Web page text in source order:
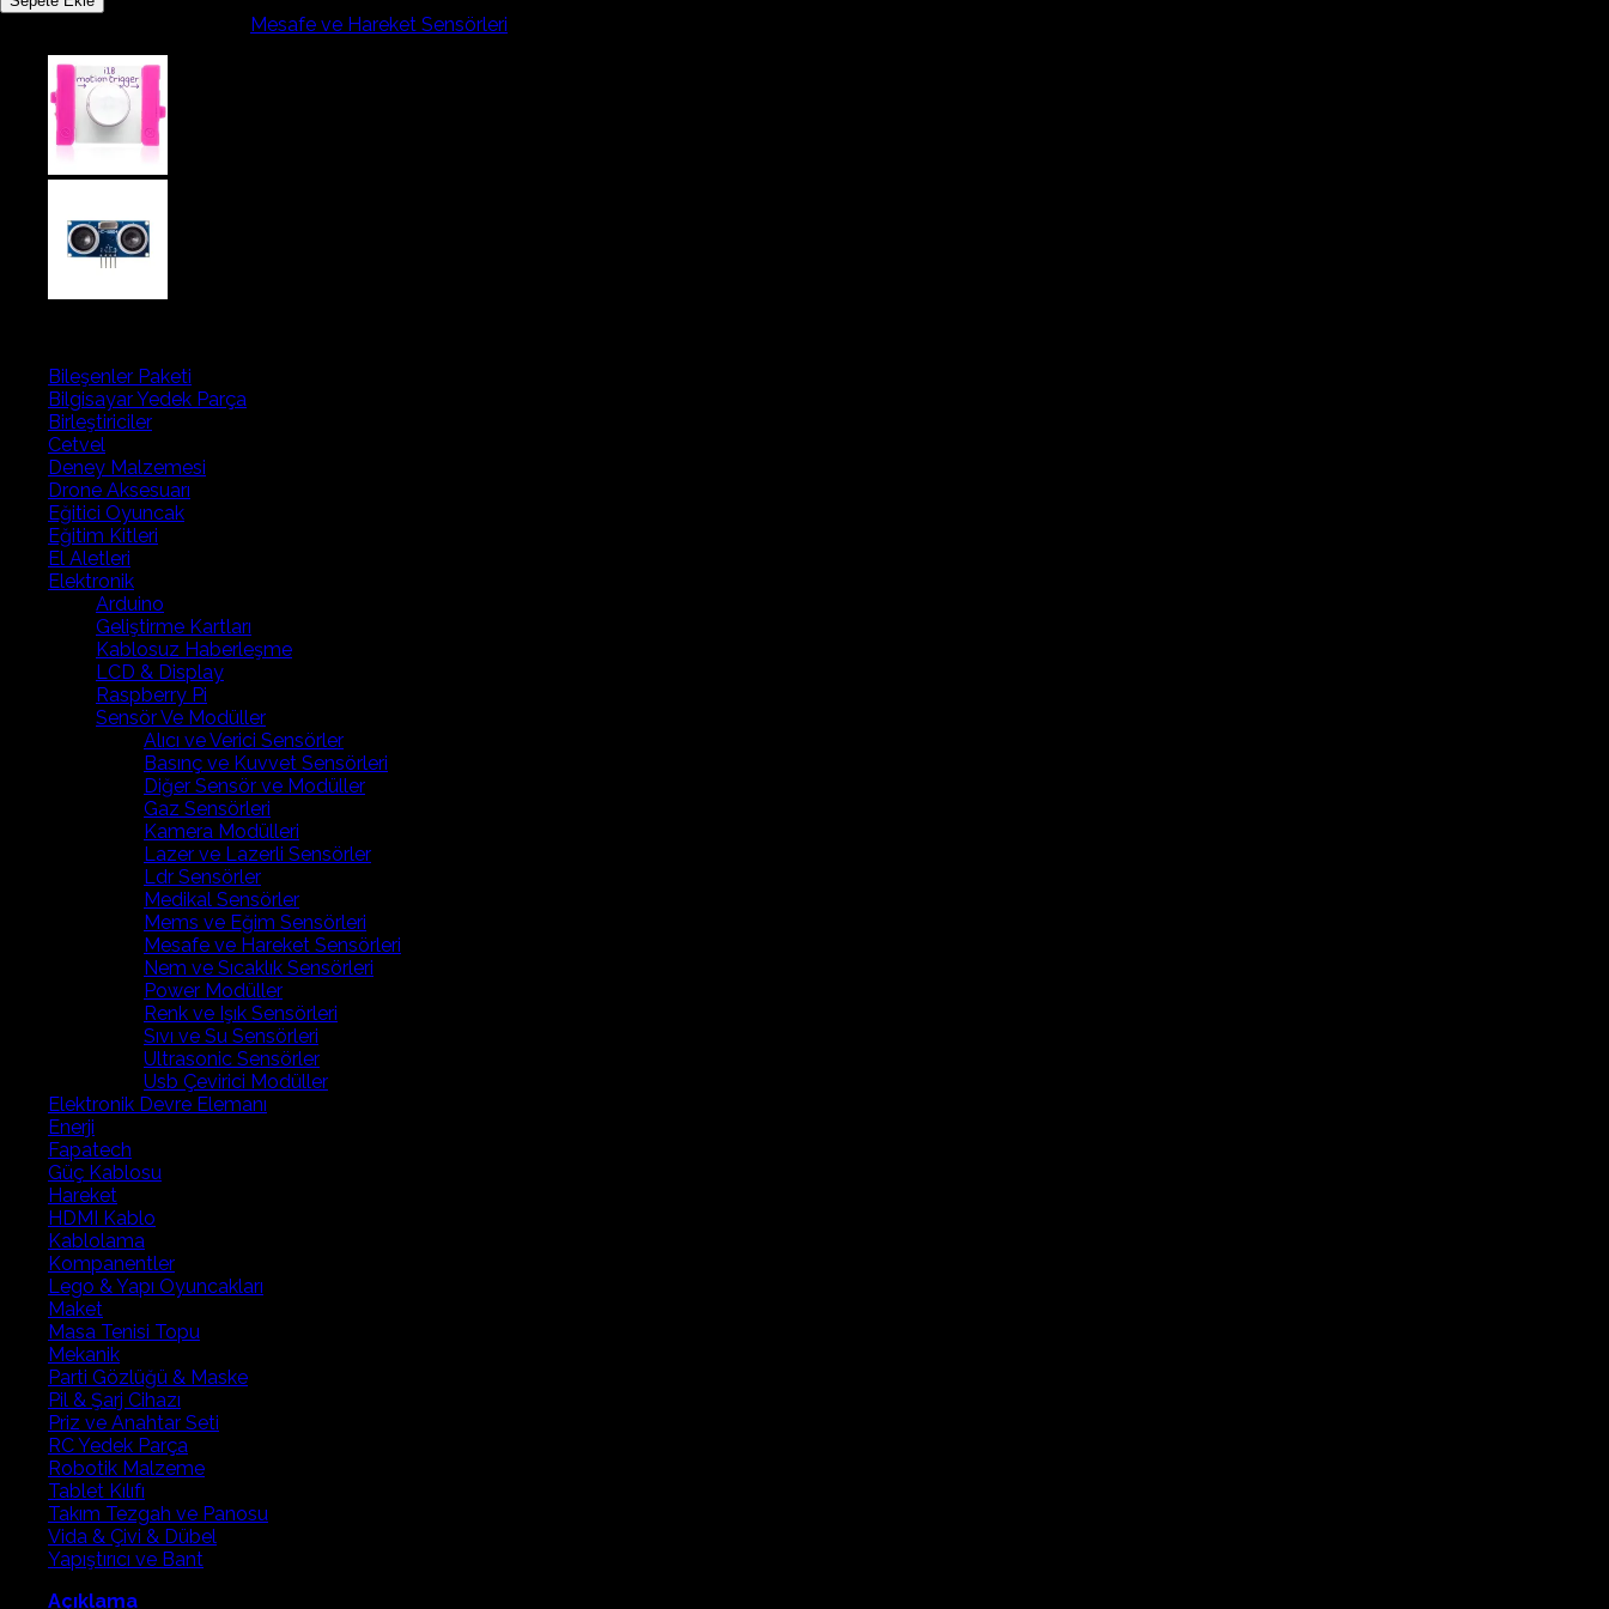
sr501
Hareket
Algılama
Sensörü
adet
Mesafe ve Hareket Sensörleri
Bileşenler Paketi
Bilgisayar Yedek Parça
Birleştiriciler
Cetvel
Deney Malzemesi
Drone Aksesuarı
Eğitici Oyuncak
Eğitim Kitleri
El Aletleri
Elektronik
Arduino
Geliştirme Kartları
Kablosuz Haberleşme
LCD & Display
Raspberry Pi
Sensör Ve Modüller
Alıcı ve Verici Sensörler
Basınç ve Kuvvet Sensörleri
Diğer Sensör ve Modüller
Gaz Sensörleri
Kamera Modülleri
Lazer ve Lazerli Sensörler
Ldr Sensörler
Medikal Sensörler
Mems ve Eğim Sensörleri
Mesafe ve Hareket Sensörleri
Nem ve Sıcaklık Sensörleri
Power Modüller
Renk ve Işık Sensörleri
Sıvı ve Su Sensörleri
Ultrasonic Sensörler
Usb Çevirici Modüller
Elektronik Devre Elemanı
Enerji
Fapatech
Güç Kablosu
Hareket
HDMI Kablo
Kablolama
Kompanentler
Lego & Yapı Oyuncakları
Maket
Masa Tenisi Topu
Mekanik
Parti Gözlüğü & Maske
Pil & Şarj Cihazı
Priz ve Anahtar Seti
RC Yedek Parça
Robotik Malzeme
Tablet Kılıfı
Takım Tezgah ve Panosu
Vida & Çivi & Dübel
Yapıştırıcı ve Bant
Açıklama